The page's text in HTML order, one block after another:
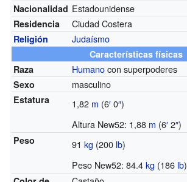
Nacionalidad Estadounidense
Residencia Ciudad Costera
Religión Judaísmo
Características físicas
Raza
Humanocon superpoderes
Sexo masculino
Estatura 1,82 m (6′0″)
Altura New52: 1,88 m (6′2″)
Peso 91kg (200 lb)
Peso New52: 84.4kg (186 lb)